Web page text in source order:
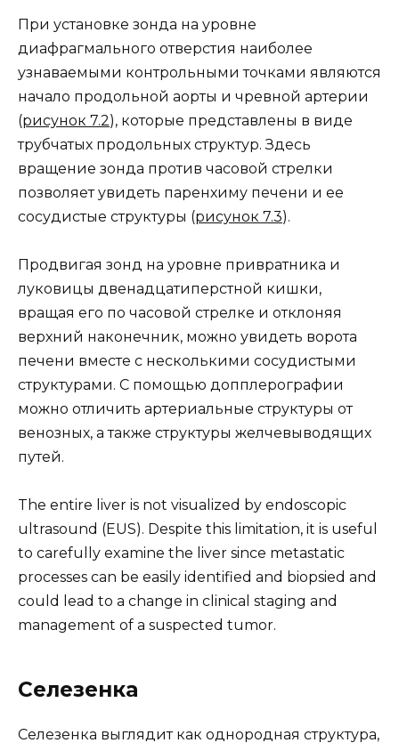
При установке зонда на уровне
диафрагмального отверстия наиболее
узнаваемыми контрольными точками являются
начало продольной аорты и чревной артерии
(рисунок 7.2), которые представлены в виде
трубчатых продольных структур. Здесь
вращение зонда против часовой стрелки
позволяет увидеть паренхиму печени и ее
сосудистые структуры (рисунок 7.3).
Продвигая зонд на уровне привратника и
луковицы двенадцатиперстной кишки,
вращая его по часовой стрелке и отклоняя
верхний наконечник, можно увидеть ворота
печени вместе с несколькими сосудистыми
структурами. С помощью допплерографии
можно отличить артериальные структуры от
венозных, а также структуры желчевыводящих
путей.
The entire liver is not visualized by endoscopic
ultrasound (EUS). Despite this limitation, it is useful
to carefully examine the liver since metastatic
processes can be easily identified and biopsied and
could lead to a change in clinical staging and
management of a suspected tumor.
Селезенка
Селезенка выглядит как однородная структура,